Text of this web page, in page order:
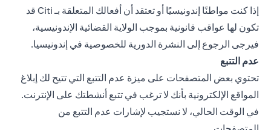
إذا كنت مواطنًا إندونيسيًا أو تعتقد أن أفعالك المتعلقة بـ Citi قد
تكون لها عواقب قانونية بموجب الولاية القضائية الإندونيسية،
فيرجى الرجوع إلى النشرة الدورية للخصوصية في إندونيسياtab.
عدم التتبع
تحتوي بعض المتصفحات على ميزة عدم التتبع التي تتيح لك إبلاغ
المواقع الإلكترونية بأنك لا ترغب في تتبع أنشطتك على الإنترنت.
في الوقت الحالي، لا نستجيب لإشارات عدم التتبع من